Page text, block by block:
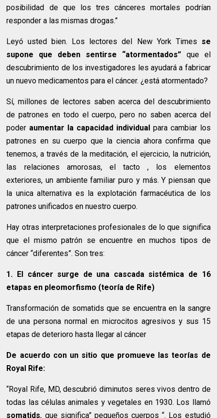
posibilidad de que los tres cánceres mortales podrían
responder a las mismas drogas.”
Leyó usted bien. Los lectores del New York Times se
supone que deben sentirse “atormentados”que el
descubrimiento de los investigadores les ayudará a fabricar
un nuevo medicamentos para el cáncer. ¿está atormentado?
Sí, millones de lectores saben acerca del descubrimiento
de patrones en todo el cuerpo, pero no saben acerca del
poder aumentar la capacidad individualpara cambiar los
patrones en su cuerpo que la ciencia ahora confirma que
tenemos, a través de la meditación, el ejercicio, la nutrición,
las relaciones amorosas, el tacto , los elementos
exteriores, un ambiente familiar puro y más. Y piensan que
la unica alternativa es la explotación farmacéutica de los
patrones unificados en nuestro cuerpo.
Hay otras interpretaciones profesionales de lo que significa
que el mismo patrón se encuentre en muchos tipos de
cáncer “diferentes”. Son tres:
1. El cáncer surge de una cascada sistémica de 16
etapas en pleomorfismo (teoría de Rife)
Transformación de somatids que se encuentra en la sangre
de una persona normal en microcitos agresivos y sus 15
etapas de deterioro hasta llegar al cáncer
De acuerdo con un sitio que promueve las teorías de
Royal Rife:
“Royal Rife, MD, descubrió diminutos seres vivos dentro de
todas las células animales y vegetales en 1930. Los llamó
somatids, que significa” pequeños cuerpos “. Los estudió